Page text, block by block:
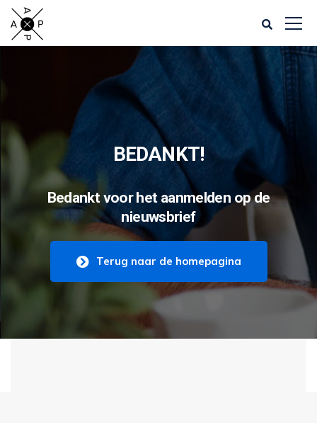
BEDANKT!
Bedankt voor het aanmelden op de
nieuwsbrief
Terug naar de homepagina